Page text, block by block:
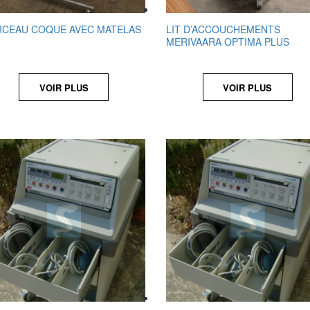
COQUE AVEC MATELAS
VOIR PLUS
LIT D’ACCOUCHEMENTS
MERIVAARA OPTIMA PLUS
VOIR PLUS